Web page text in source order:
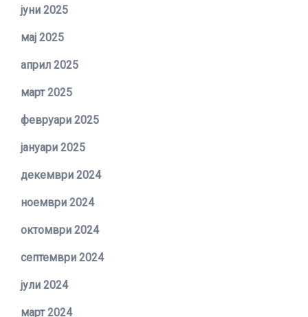
јуни 2025
мај 2025
април 2025
март 2025
февруари 2025
јануари 2025
декември 2024
ноември 2024
октомври 2024
септември 2024
јули 2024
март 2024